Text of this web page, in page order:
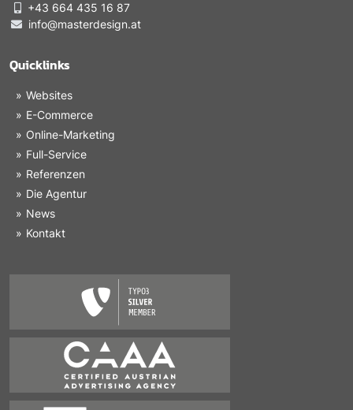
+43 664 435 16 87
info@masterdesign.at
Quicklinks
Websites
E-Commerce
Online-Marketing
Full-Service
Referenzen
Die Agentur
News
Kontakt